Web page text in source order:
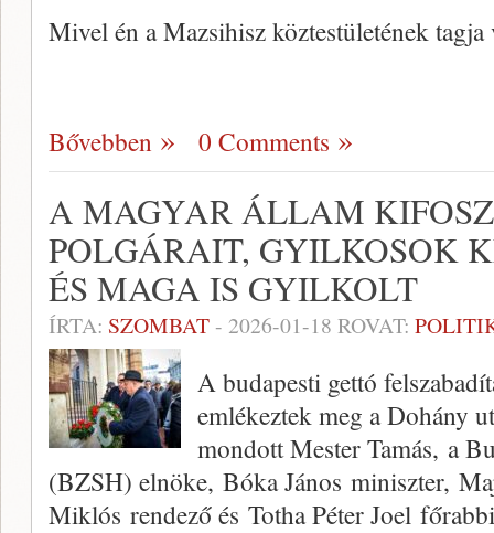
Mivel én a Mazsihisz köztestületének
Bővebben 0 Comments
A MAGYAR ÁLLAM
POLGÁRAIT, GYILKOSOK
ÉS MAGA IS GYILKOLT
ÍRTA: SZOMBAT- 2026-01-18 ROVAT:
A budapesti gettó
emlékeztek meg a Dohány
mondott Mester Tamás, a
(BZSH) elnöke, Bóka János miniszter,
Miklós rendező és Totha Péter Joel